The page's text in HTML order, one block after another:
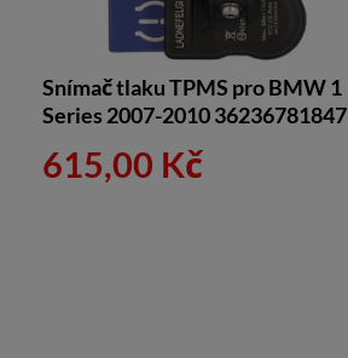
Snímač tlaku TPMS pro BMW 1
Series 2007-2010 36236781847
615,00 Kč